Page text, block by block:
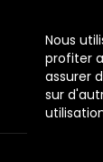
Nous
profiter
assurer
sur